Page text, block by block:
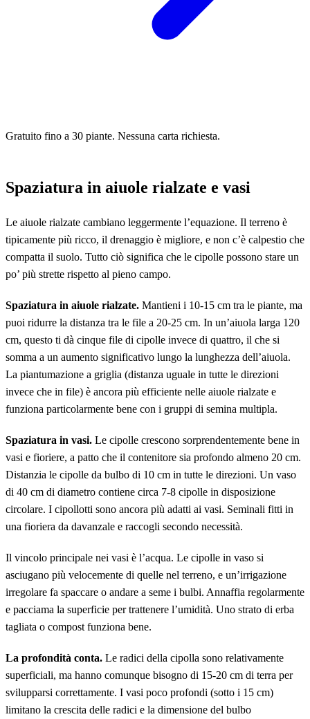
Gratuito fino a 30 piante. Nessuna carta richiesta.
Spaziatura in aiuole rialzate e vasi
Le aiuole rialzate cambiano leggermente l’equazione. Il terreno è
tipicamente più ricco, il drenaggio è migliore, e non c’è calpestio che
compatta il suolo. Tutto ciò significa che le cipolle possono stare un
po’ più strette rispetto al pieno campo.
Spaziatura in aiuole rialzate. Mantieni i 10-15 cm tra le piante, ma
puoi ridurre la distanza tra le file a 20-25 cm. In un’aiuola larga 120
cm, questo ti dà cinque file di cipolle invece di quattro, il che si
somma a un aumento significativo lungo la lunghezza dell’aiuola.
La piantumazione a griglia (distanza uguale in tutte le direzioni
invece che in file) è ancora più efficiente nelle aiuole rialzate e
funziona particolarmente bene con i gruppi di semina multipla.
Spaziatura in vasi. Le cipolle crescono sorprendentemente bene in
vasi e fioriere, a patto che il contenitore sia profondo almeno 20 cm.
Distanzia le cipolle da bulbo di 10 cm in tutte le direzioni. Un vaso
di 40 cm di diametro contiene circa 7-8 cipolle in disposizione
circolare. I cipollotti sono ancora più adatti ai vasi. Seminali fitti in
una fioriera da davanzale e raccogli secondo necessità.
Il vincolo principale nei vasi è l’acqua. Le cipolle in vaso si
asciugano più velocemente di quelle nel terreno, e un’irrigazione
irregolare fa spaccare o andare a seme i bulbi. Annaffia regolarmente
e pacciama la superficie per trattenere l’umidità. Uno strato di erba
tagliata o compost funziona bene.
La profondità conta. Le radici della cipolla sono relativamente
superficiali, ma hanno comunque bisogno di 15-20 cm di terra per
svilupparsi correttamente. I vasi poco profondi (sotto i 15 cm)
limitano la crescita delle radici e la dimensione del bulbo